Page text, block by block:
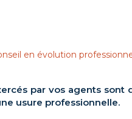
en évolution
par vos agents sont
usure professionnelle.